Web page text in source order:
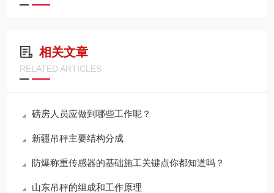
相关文章
RELATED ARTICLES
磅房人员应做到哪些工作呢？
新疆吊秤主要结构分成
防爆称重传感器的基础施工关键点你都知道吗？
山东吊秤的组成和工作原理